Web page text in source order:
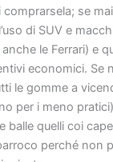
se
di SUV e
le Ferrari) e
economici. Se
le gomme a
per i meno pratici)
balle quelli coi
perché non